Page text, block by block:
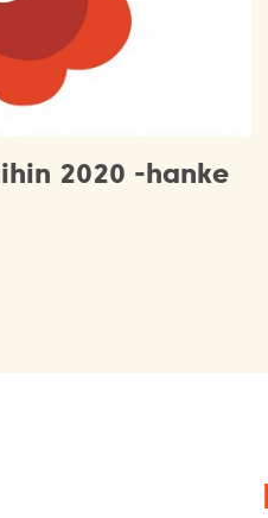
2020 -hanke